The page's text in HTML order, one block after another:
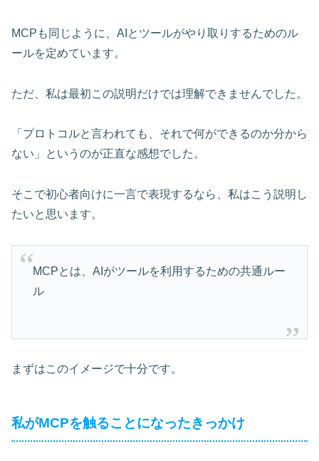
MCPも同じように、AIとツールがやり取りするためのル
ールを定めています。
ただ、私は最初この説明だけでは理解できませんでした。
「プロトコルと言われても、それで何ができるのか分から
ない」というのが正直な感想でした。
そこで初心者向けに一言で表現するなら、私はこう説明し
たいと思います。
MCPとは、AIがツールを利用するための共通ルー
ル
まずはこのイメージで十分です。
私がMCPを触ることになったきっかけ